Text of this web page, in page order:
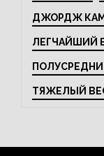
ДЖОРДЖ
ЛЕГЧАЙШИЙ
ТЯЖЕЛЫЙ